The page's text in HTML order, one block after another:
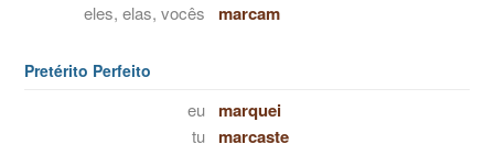
eles, elas, vocês marcam
Pretérito Perfeito
eu marquei
tu marcaste